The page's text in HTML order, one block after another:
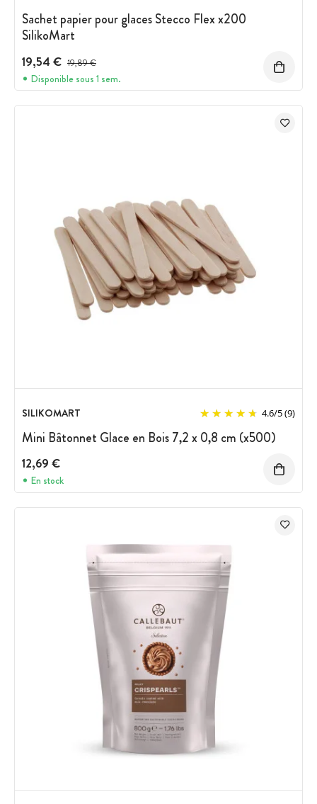
Sachet papier pour glaces Stecco Flex x200
SilikoMart
19,54 € Prix avant réduction :
19,89 €
Disponible sous 1 sem.
SILIKOMART 4.6/5(9)
Mini Bâtonnet Glace en Bois 7,2 x 0,8 cm (x500)
12,69 €
En stock